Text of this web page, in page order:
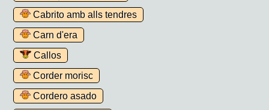
Cabrito amb alls tendres
Carn d'era
Callos
Corder morisc
Cordero asado